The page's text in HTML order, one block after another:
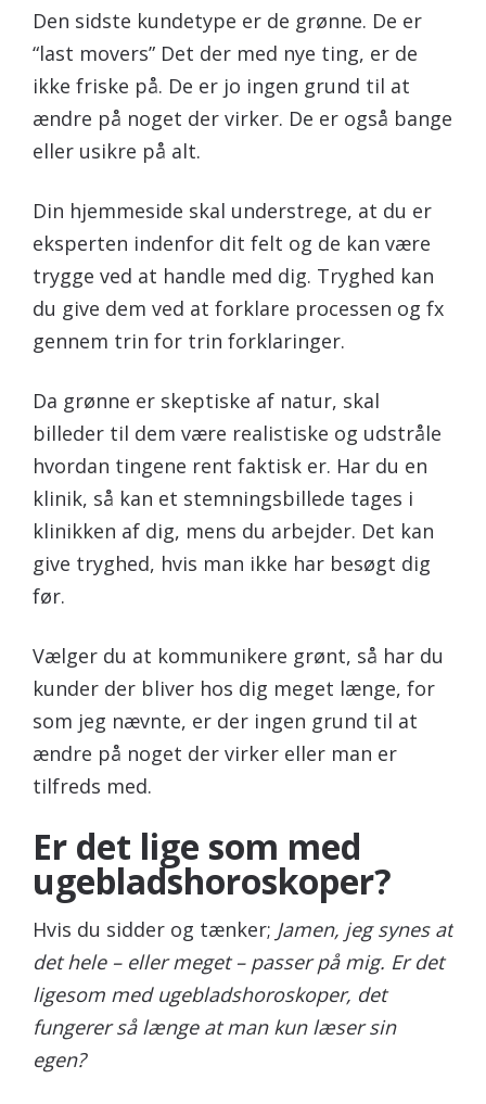
Den sidste kundetype er de grønne. De er
“last movers” Det der med nye ting, er de
ikke friske på. De er jo ingen grund til at
ændre på noget der virker. De er også bange
eller usikre på alt.
Din hjemmeside skal understrege, at du er
eksperten indenfor dit felt og de kan være
trygge ved at handle med dig. Tryghed kan
du give dem ved at forklare processen og fx
gennem trin for trin forklaringer.
Da grønne er skeptiske af natur, skal
billeder til dem være realistiske og udstråle
hvordan tingene rent faktisk er. Har du en
klinik, så kan et stemningsbillede tages i
klinikken af dig, mens du arbejder. Det kan
give tryghed, hvis man ikke har besøgt dig
før.
Vælger du at kommunikere grønt, så har du
kunder der bliver hos dig meget længe, for
som jeg nævnte, er der ingen grund til at
ændre på noget der virker eller man er
tilfreds med.
Er det lige som med
ugebladshoroskoper?
Hvis du sidder og tænker; Jamen, jeg synes at
det hele – eller meget – passer på mig. Er det
ligesom med ugebladshoroskoper, det
fungerer så længe at man kun læser sin
egen?